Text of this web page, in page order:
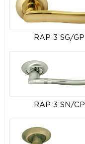
RAP 3 SG/GP
RAP 3 SN/CP